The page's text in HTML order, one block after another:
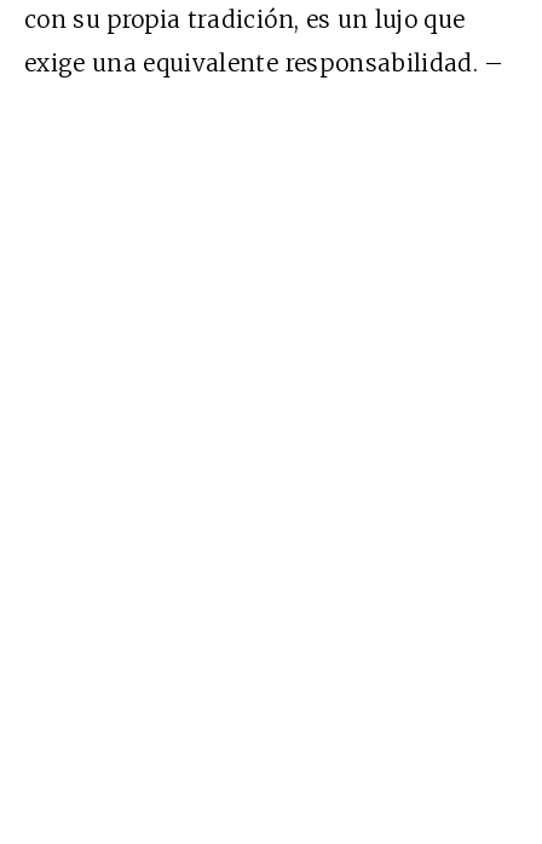
con su propia tradición, es un lujo que
exige una equivalente responsabilidad. –